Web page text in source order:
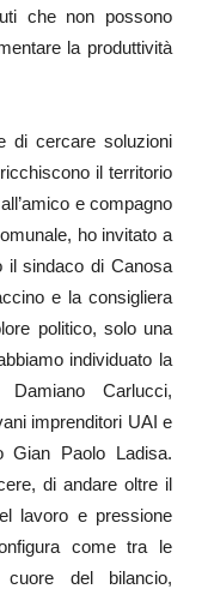
che non possono
la produttività
di cercare soluzioni
il territorio
e compagno
ho invitato a
il sindaco di Canosa
e la consigliera
politico, solo una
individuato la
Carlucci,
imprenditori UAI e
Gian Paolo Ladisa.
di andare oltre il
lavoro e pressione
come tra le
del bilancio,